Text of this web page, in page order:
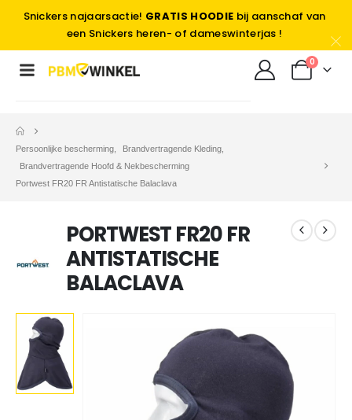
Snickers najaarsactie! GRATIS HOODIE bij aanschaf van
een Snickers heren- of dameswinterjas !
0
Persoonlijke bescherming Brandvertragende Kleding
Brandvertragende Hoofd & Nekbescherming
Portwest FR20 FR Antistatische Balaclava
PORTWEST FR20 FR
ANTISTATISCHE
BALACLAVA